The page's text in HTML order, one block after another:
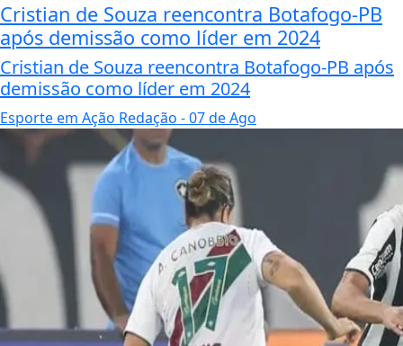
Cristian de Souza reencontra Botafogo-PB
após demissão como líder em 2024
Cristian de Souza reencontra Botafogo-PB após
demissão como líder em 2024
Esporte em Ação Redação - 07 de Ago